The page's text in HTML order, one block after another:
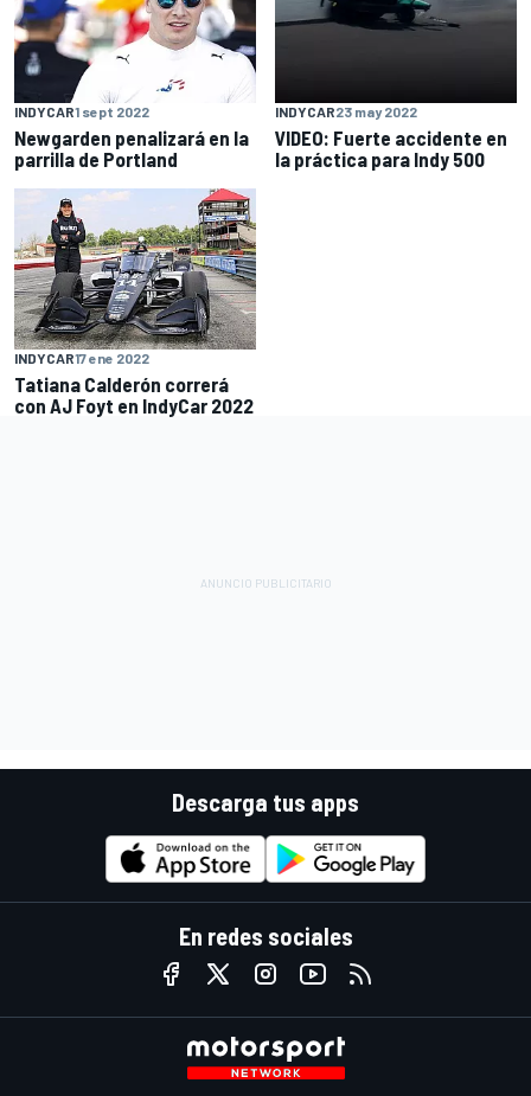
INDYCAR1 sept 2022
Newgarden penalizará en la
parrilla de Portland
INDYCAR23 may 2022
VIDEO: Fuerte accidente en
la práctica para Indy 500
INDYCAR17 ene 2022
Tatiana Calderón correrá
con AJ Foyt en IndyCar 2022
Descarga tus apps
En redes sociales